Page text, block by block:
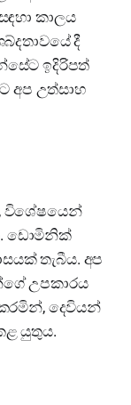
කාලය
දී
ඉදිරිපත්
අප උත්සාහ
විශේෂයෙන්
ඩොමිනික්
තැබීය. අප
උපකාරය
දෙවියන්
යුතුය.